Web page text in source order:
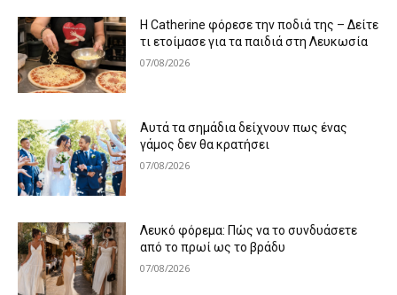
Η Catherine φόρεσε την ποδιά της – Δείτε
τι ετοίμασε για τα παιδιά στη Λευκωσία
07/08/2026
Αυτά τα σημάδια δείχνουν πως ένας
γάμος δεν θα κρατήσει
07/08/2026
Λευκό φόρεμα: Πώς να το συνδυάσετε
από το πρωί ως το βράδυ
07/08/2026